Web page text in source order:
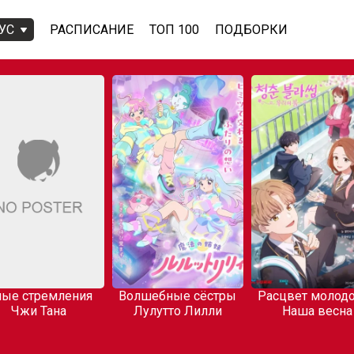
РАСПИСАНИЕ ТОП 100 ПОДБОРКИ
стремления
Чжи Тана
Волшебные сёстры
Лулутто Лилли
Расцвет
Наша весна